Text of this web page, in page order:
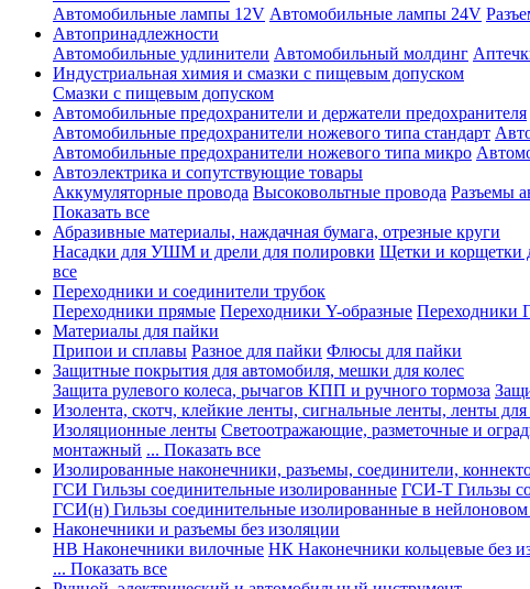
Автомобильные лампы 12V Автомобильные лампы 24V
Автопринадлежности
Автомобильные удлинители Автомобильный молдинг
Индустриальная химия и смазки с пищевым допуском
Смазки с пищевым допуском
Автомобильные предохранители и держатели предохранителя
Автомобильные предохранители ножевого типа стандарт
Автомобильные предохранители ножевого типа микро
Автоэлектрика и сопутствующие товары
Аккумуляторные провода Высоковольтные провода Разъемы
Показать все
Абразивные материалы, наждачная бумага, отрезные круги
Насадки для УШМ и дрели для полировки Щетки и
все
Переходники и соединители трубок
Переходники прямые Переходники Y-образные Переходники
Материалы для пайки
Припои и сплавы Разное для пайки Флюсы для пайки
Защитные покрытия для автомобиля, мешки для колес
Защита рулевого колеса, рычагов КПП и ручного тормоза
Изолента, скотч, клейкие ленты, сигнальные ленты, ленты
Изоляционные ленты Светоотражающие, разметочные и
монтажный ... Показать все
Изолированные наконечники, разъемы, соединители,
ГСИ Гильзы соединительные изолированные ГСИ-Т Гильзы
ГСИ(н) Гильзы соединительные изолированные в нейлоновом
Наконечники и разъемы без изоляции
НВ Наконечники вилочные НК Наконечники кольцевые без
... Показать все